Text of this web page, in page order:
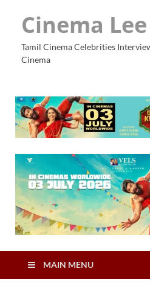
Cinema Lee
Tamil Cinema Celebrities
Cinema
MAIN MENU